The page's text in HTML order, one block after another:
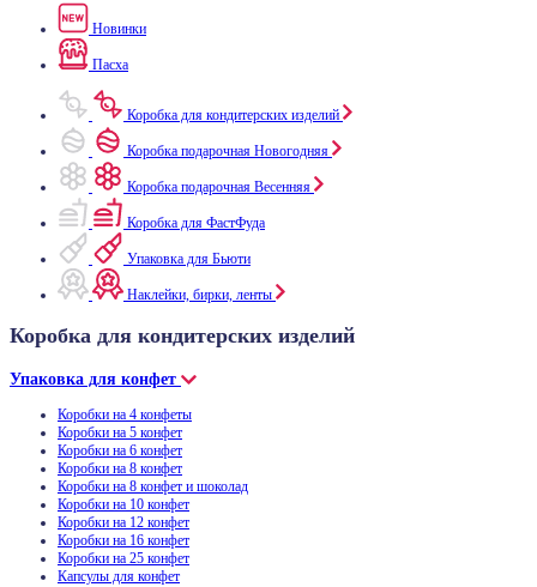
Новинки
Пасха
Коробка для кондитерских изделий
Коробка подарочная Новогодняя
Коробка подарочная Весенняя
Коробка для ФастФуда
Упаковка для Бьюти
Наклейки, бирки, ленты
Коробка для кондитерских изделий
Упаковка для конфет
Коробки на 4 конфеты
Коробки на 5 конфет
Коробки на 6 конфет
Коробки на 8 конфет
Коробки на 8 конфет и шоколад
Коробки на 10 конфет
Коробки на 12 конфет
Коробки на 16 конфет
Коробки на 25 конфет
Капсулы для конфет